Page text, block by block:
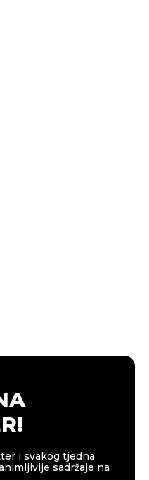
i svakog tjedna
sadržaje na